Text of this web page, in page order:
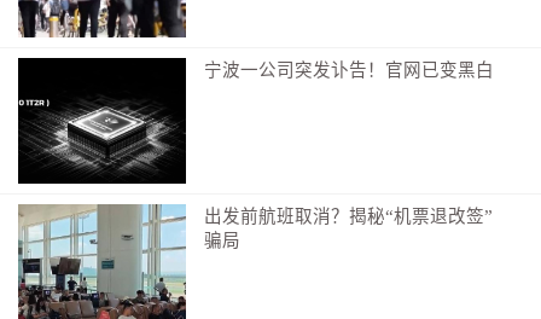
宁波一公司突发讣告！官网已变黑白
出发前航班取消？揭秘“机票退改签”
骗局